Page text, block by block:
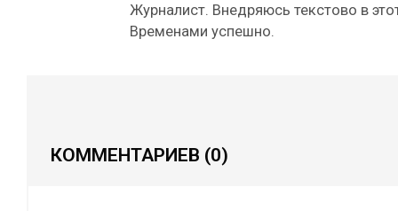
Журналист. Внедряюсь текстово в
Временами успешно.
КОММЕНТАРИЕВ (0)